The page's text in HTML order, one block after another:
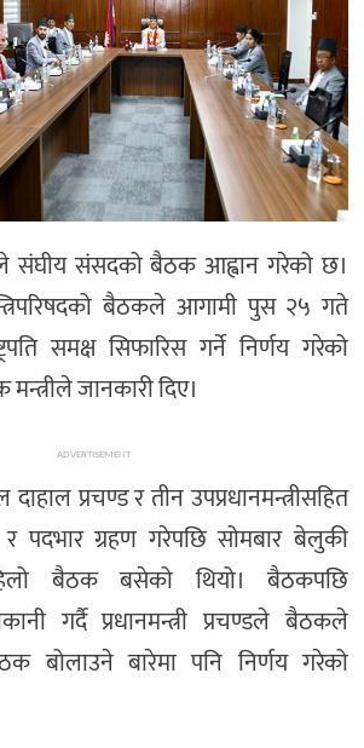
संघीय स‌ंसदको बैठक आह्वान गरेको छ।
बैठकले आगामी पुस २५ गते
समक्ष सिफारिस गर्ने निर्णय गरेको
जानकारी दिए।
ADVERTISEMENT
दाहाल प्रचण्ड र तीन उपप्रधानमन्त्रीसहित
पदभार ग्रहण गरेपछि सोमबार बेलुकी
बैठक बसेको थियो। बैठकपछि
गर्दै प्रधानमन्त्री प्रचण्डले बैठकले
बोलाउने बारेमा पनि निर्णय गरेको